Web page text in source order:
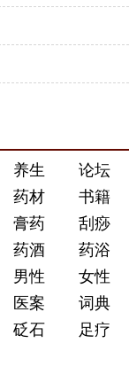
养生
论坛
药材
书籍
膏药
刮痧
药酒
药浴
男性
女性
医案
词典
砭石 足疗